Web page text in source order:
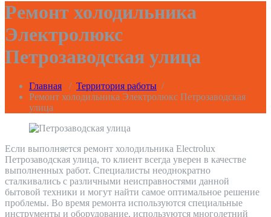
Ремонт холодильника
Электролюкс
Петрозаводская улица
Главная / Территория работы /
Ремонт холодильника Электролюкс Петрозаводская
улица
Если выполняется ремонт холодильника Electrolux
Петрозаводская улица, то клиент всегда уверен в качестве
выполненных работ. Специалисты неоднократно
сталкивались с различными неисправностями данной
бытовой техники и могут найти самое оптимальное решение
проблемы. Во время ремонта используются специальные
инструменты и оборудование, используются многолетний